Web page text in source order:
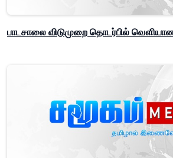
பாடசாலை விடுமுறை தொடர்பில் வௌியான